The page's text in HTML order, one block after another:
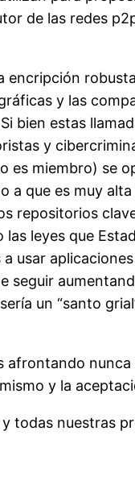
de las redes
encripción
y las
bien estas
y
es miembro)
a que es muy
repositorios
leyes que
usar
seguir
un “santo
afrontando
y la
todas nuestras